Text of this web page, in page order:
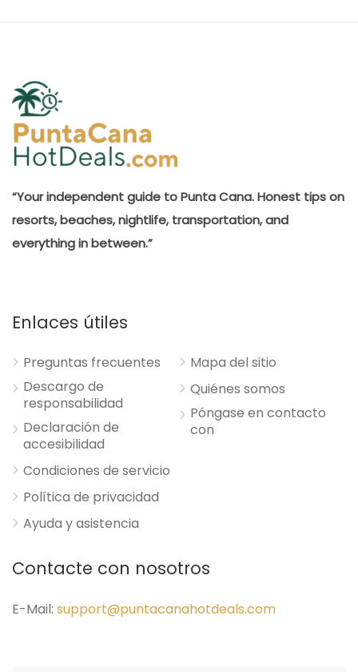
“Your independent guide to Punta Cana. Honest tips on
resorts, beaches, nightlife, transportation, and
everything in between.”
Enlaces útiles
Preguntas frecuentes
Descargo de
responsabilidad
Declaración de
accesibilidad
Condiciones de servicio
Política de privacidad
Ayuda y asistencia
Mapa del sitio
Quiénes somos
Póngase en contacto
con
Contacte con nosotros
E-Mail: support@puntacanahotdeals.com